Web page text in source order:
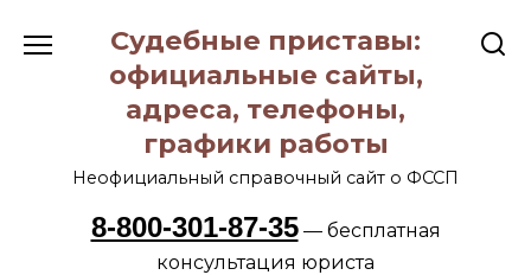
содержанию
Судебные приставы:
официальные сайты,
адреса, телефоны,
графики работы
Неофициальный справочный сайт о ФССП
8-800-301-87-35— бесплатная
консультация юриста